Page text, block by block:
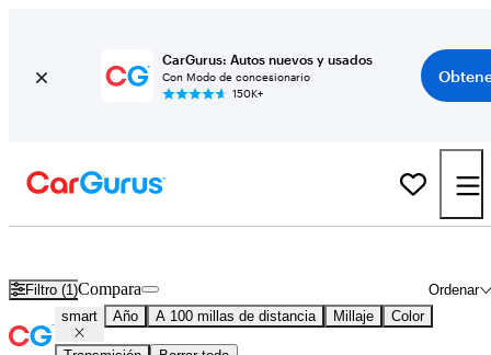
CarGurus: Autos nuevos y usados
Con Modo de concesionario
150K+
Filtro (1) Ordenar
Compara
smart Año A 100 millas de distancia Millaje Color